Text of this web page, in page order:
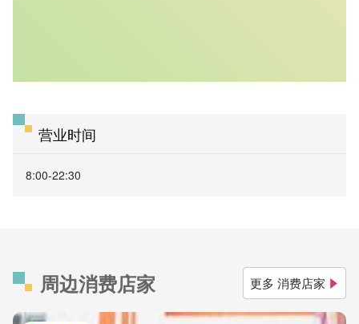
营业时间
8:00-22:30
周边消费店家 更多 消费店家